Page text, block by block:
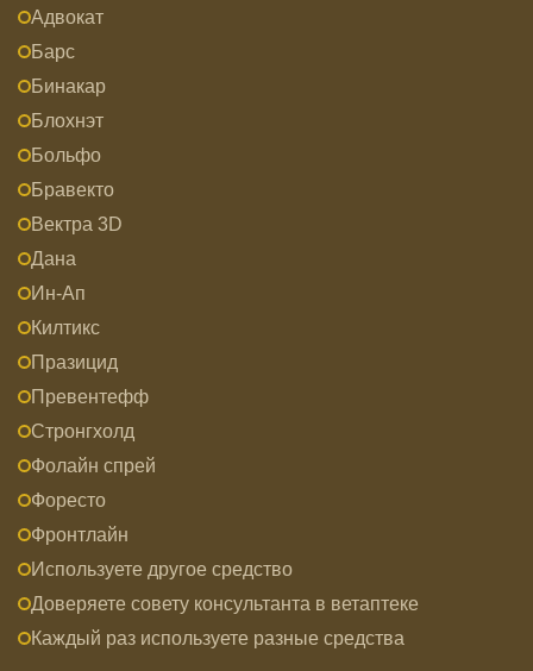
Адвокат
Барс
Бинакар
Блохнэт
Больфо
Бравекто
Вектра 3D
Дана
Ин-Ап
Килтикс
Празицид
Превентефф
Стронгхолд
Фолайн спрей
Форесто
Фронтлайн
Используете другое средство
Доверяете совету консультанта в ветаптеке
Каждый раз используете разные средства